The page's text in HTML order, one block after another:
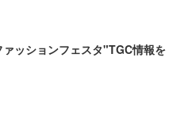
ッションフェスタ"TGC情報を